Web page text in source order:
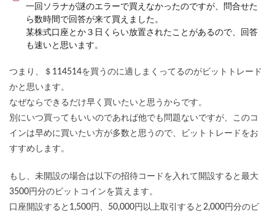
一回ソラナが謎のエラーで買えなかったのですが、問合せた
ら数時間で回答が来て買えました。
某株式口座とか３日くらい放置されたことがあるので、回答
も速いと思います。
つまり、＄114514を買うのに適しまくってるのがビットトレード
かと思います。
なぜならできるだけ早く買いたいと思うからです。
別にいつ買ってもいいのであれば他でも問題ないですが、このコ
インは早めに買いたい方が多数と思うので、ビットトレードをお
すすめします。
もし、未開設の場合は以下の招待コードを入れて開設すると最大
3500円分のビットコインを貰えます。
口座開設すると1,500円、50,000円以上取引すると2,000円分のビ